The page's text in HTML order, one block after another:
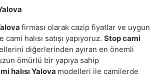
firması olarak cazip fiyatlar ve uygun
halısı satışı yapıyoruz. Stop cami
diğerlerinden ayıran en önemli
ömürlü bir yapıya sahip
halısı Yalova modelleri ile camilerde